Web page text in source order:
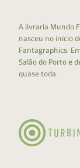
A livraria Mundo
nasceu no início
Fantagraphics.
Salão do Porto e
quase toda.